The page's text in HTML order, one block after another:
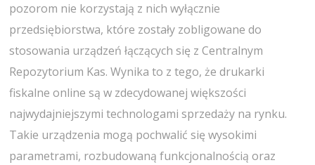
pozorom nie korzystają z nich wyłącznie
przedsiębiorstwa, które zostały zobligowane do
stosowania urządzeń łączących się z Centralnym
Repozytorium Kas. Wynika to z tego, że drukarki
fiskalne online są w zdecydowanej większości
najwydajniejszymi technologami sprzedaży na rynku.
Takie urządzenia mogą pochwalić się wysokimi
parametrami, rozbudowaną funkcjonalnością oraz